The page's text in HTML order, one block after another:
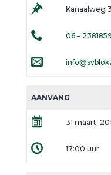
Kanaalweg 3
06 –
AANVANG
31 maart
17:00 uur